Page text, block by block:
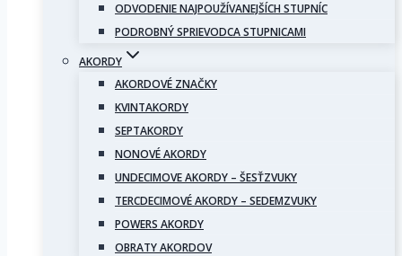
ODVODENIE NAJPOUŽÍVANEJŠÍCH STUPNÍC
PODROBNÝ SPRIEVODCA STUPNICAMI
AKORDY
AKORDOVÉ ZNAČKY
KVINTAKORDY
SEPTAKORDY
NONOVÉ AKORDY
UNDECIMOVE AKORDY – ŠESŤZVUKY
TERCDECIMOVÉ AKORDY – SEDEMZVUKY
POWERS AKORDY
OBRATY AKORDOV